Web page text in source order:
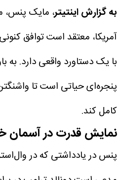
به گزارش اینتیتر، مایک پنس،
آمریکا، معتقد است توافق
پنجره‌ای حیاتی است تا
کامل کند.
نمایش قدرت در آسمان
پنس در یادداشتی که در